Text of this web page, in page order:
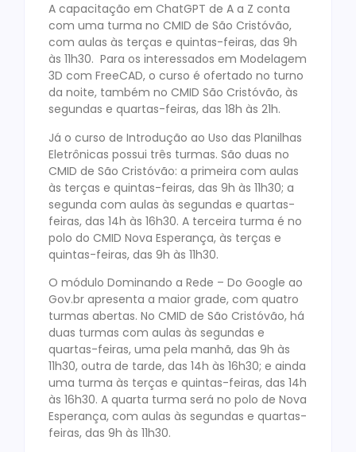
A capacitação em ChatGPT de A a Z conta
com uma turma no CMID de São Cristóvão,
com aulas às terças e quintas-feiras, das 9h
às 11h30. Para os interessados em Modelagem
3D com FreeCAD, o curso é ofertado no turno
da noite, também no CMID São Cristóvão, às
segundas e quartas-feiras, das 18h às 21h.
Já o curso de Introdução ao Uso das Planilhas
Eletrônicas possui três turmas. São duas no
CMID de São Cristóvão: a primeira com aulas
às terças e quintas-feiras, das 9h às 11h30; a
segunda com aulas às segundas e quartas-
feiras, das 14h às 16h30. A terceira turma é no
polo do CMID Nova Esperança, às terças e
quintas-feiras, das 9h às 11h30.
O módulo Dominando a Rede – Do Google ao
Gov.br apresenta a maior grade, com quatro
turmas abertas. No CMID de São Cristóvão, há
duas turmas com aulas às segundas e
quartas-feiras, uma pela manhã, das 9h às
11h30, outra de tarde, das 14h às 16h30; e ainda
uma turma às terças e quintas-feiras, das 14h
às 16h30. A quarta turma será no polo de Nova
Esperança, com aulas às segundas e quartas-
feiras, das 9h às 11h30.